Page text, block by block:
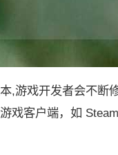
,游戏开发者会不断
戏客户端，如